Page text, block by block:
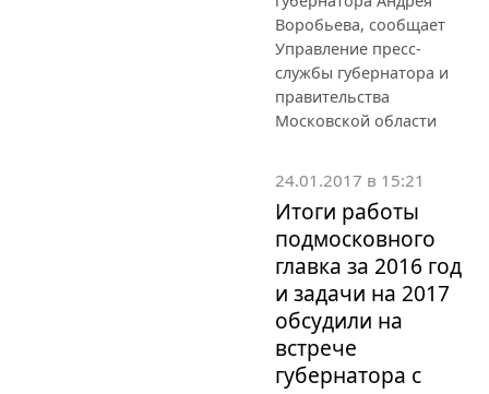
Воробьева, сообщает
Управление пресс-
службы губернатора и
правительства
Московской области
24.01.2017 в 15:21
Итоги работы
подмосковного
главка за 2016 год
и задачи на 2017
обсудили на
встрече
губернатора с